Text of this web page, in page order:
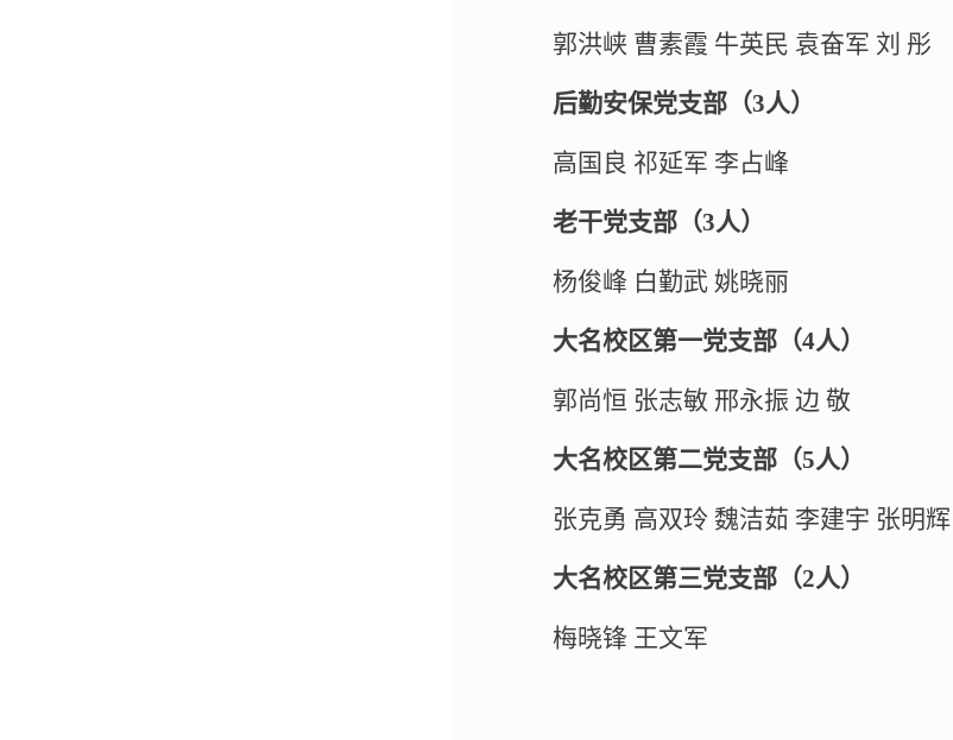
郭洪峡 曹素霞 牛英民 袁奋军 刘 彤
后勤安保党支部（3人）
高国良 祁延军 李占峰
老干党支部（3人）
杨俊峰 白勤武 姚晓丽
大名校区第一党支部（4人）
郭尚恒 张志敏 邢永振 边 敬
大名校区第二党支部（5人）
张克勇 高双玲 魏洁茹 李建宇 张明辉
大名校区第三党支部（2人）
梅晓锋 王文军